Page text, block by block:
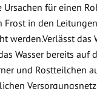
für einen
in den
werden.Verlässt das
Wasser bereits
und Rostteilchen